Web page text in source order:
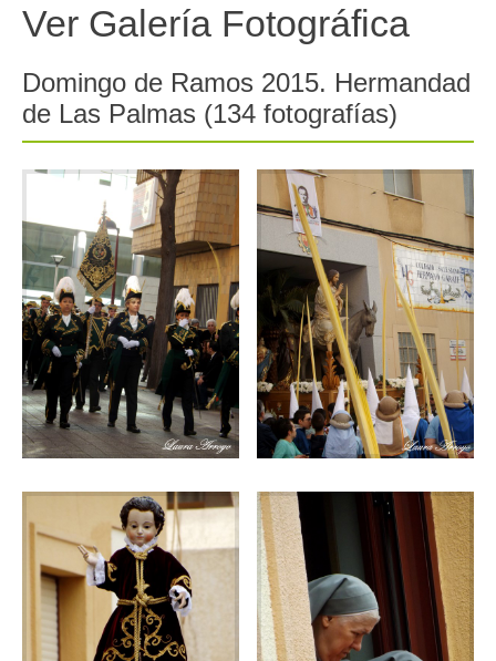
Ver Galería Fotográfica
Domingo de Ramos 2015. Hermandad
de Las Palmas (134 fotografías)